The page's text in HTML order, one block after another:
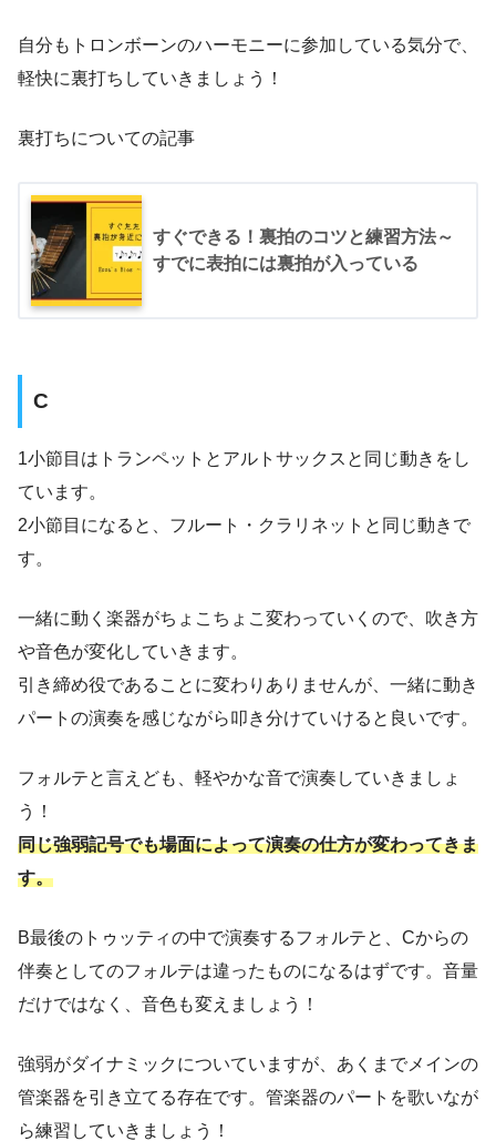
自分もトロンボーンのハーモニーに参加している気分で、
軽快に裏打ちしていきましょう！
裏打ちについての記事
すぐできる！裏拍のコツと練習方法～
すでに表拍には裏拍が入っている
C
1小節目はトランペットとアルトサックスと同じ動きをし
ています。
2小節目になると、フルート・クラリネットと同じ動きで
す。
一緒に動く楽器がちょこちょこ変わっていくので、吹き方
や音色が変化していきます。
引き締め役であることに変わりありませんが、一緒に動き
パートの演奏を感じながら叩き分けていけると良いです。
フォルテと言えども、軽やかな音で演奏していきましょ
う！
同じ強弱記号でも場面によって演奏の仕方が変わってきま
す。
B最後のトゥッティの中で演奏するフォルテと、Cからの
伴奏としてのフォルテは違ったものになるはずです。音量
だけではなく、音色も変えましょう！
強弱がダイナミックについていますが、あくまでメインの
管楽器を引き立てる存在です。管楽器のパートを歌いなが
ら練習していきましょう！